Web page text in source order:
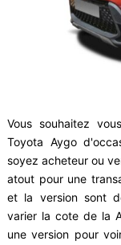
Vous souhaitez
Toyota Aygo
soyez acheteur ou
atout pour une
et la version sont
varier la cote de la
une version pour